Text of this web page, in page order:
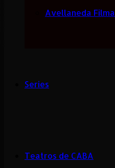
Avellaneda Filma
Series
Teatros de CABA